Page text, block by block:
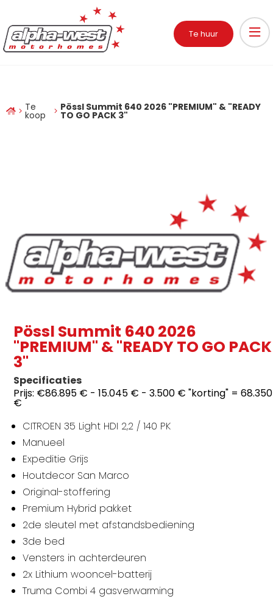
Te huur
Te
koop
Pössl Summit 640 2026 "PREMIUM" & "READY
TO GO PACK 3"
Pössl Summit 640 2026
"PREMIUM" & "READY TO GO PACK
3"
Specificaties
Prijs: €86.895 € - 15.045 € - 3.500 € "korting" = 68.350
€
CITROEN 35 Light HDI 2,2 / 140 PK
Manueel
Expeditie Grijs
Houtdecor San Marco
Original-stoffering
Premium Hybrid pakket
2de sleutel met afstandsbediening
3de bed
Vensters in achterdeuren
2x Lithium wooncel-batterij
Truma Combi 4 gasverwarming